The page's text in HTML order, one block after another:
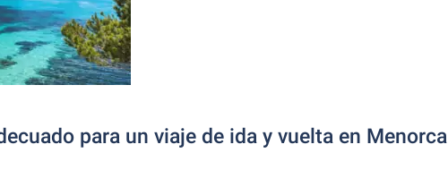
para un viaje de ida y vuelta en Menorca